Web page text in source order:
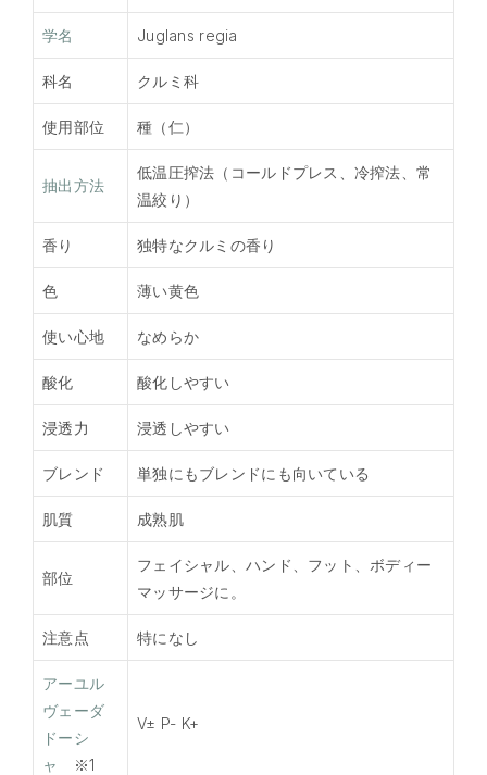
学名 Juglans regia
科名 クルミ科
使用部位 種（仁）
抽出方法
低温圧搾法（コールドプレス、冷搾法、常
温絞り）
香り 独特なクルミの香り
色 薄い黄色
使い心地 なめらか
酸化 酸化しやすい
浸透力 浸透しやすい
ブレンド 単独にもブレンドにも向いている
肌質 成熟肌
部位
フェイシャル、ハンド、フット、ボディー
マッサージに。
注意点 特になし
アーユル
ヴェーダ
ドーシ
ャ
※1
V± P- K+